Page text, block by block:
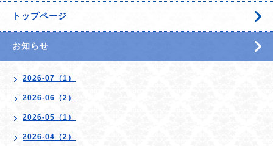
トップページ
お知らせ
2026-07（1）
2026-06（2）
2026-05（1）
2026-04（2）